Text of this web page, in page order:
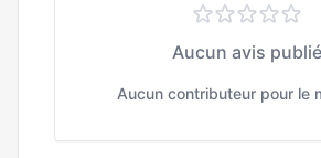
Aucun avis publié
Aucun contributeur pour le